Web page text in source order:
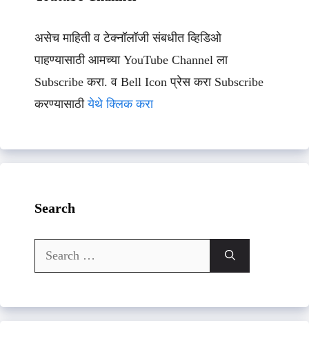
असेच माहिती व टेक्नॉलॉजी संबधीत व्हिडिओ
पाहण्यासाठी आमच्या YouTube Channel ला
Subscribe करा. व Bell Icon प्रेस करा Subscribe
करण्यासाठीयेथे क्लिक करा
Search
Search
for: